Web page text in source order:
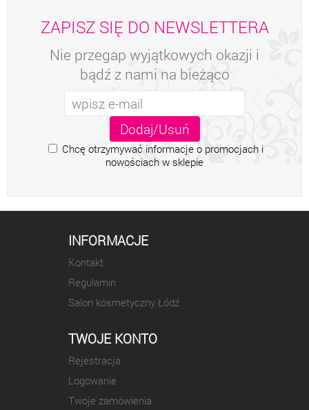
ZAPISZ SIĘ DO NEWSLETTERA
Nie przegap wyjątkowych okazji i
bądź z nami na bieżąco
Chcę otrzymywać informacje o promocjach i
nowościach w sklepie
INFORMACJE
Kontakt
Regulamin
Salon kosmetyczny Łódź
TWOJE KONTO
Rejestracja
Logowanie
Twoje zamówienia